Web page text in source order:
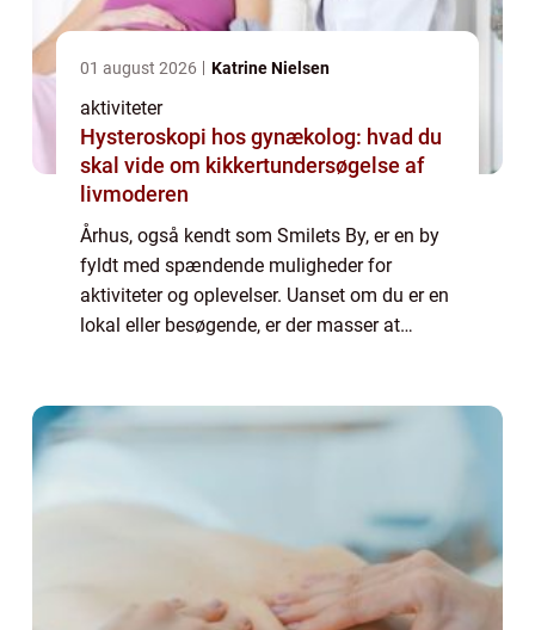
01 august 2026 Katrine Nielsen
aktiviteter
Hysteroskopi hos gynækolog: hvad du
skal vide om kikkertundersøgelse af
livmoderen
Århus, også kendt som Smilets By, er en by
fyldt med spændende muligheder for
aktiviteter og oplevelser. Uanset om du er en
lokal eller besøgende, er der masser at